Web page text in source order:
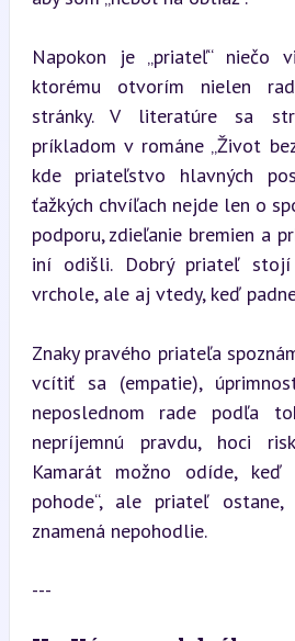
Napokon je „priateľ“ niečo
ktorému otvorím nielen
stránky. V literatúre sa
príkladom v románe „Život
kde priateľstvo hlavných
ťažkých chvíľach nejde len o
podporu, zdieľanie bremien a
iní odišli. Dobrý priateľ
vrchole, ale aj vtedy, keď
Znaky pravého priateľa
vcítiť sa (empatie),
neposlednom rade podľa
nepríjemnú pravdu, hoci
Kamarát možno odíde, keď
pohode“, ale priateľ
znamená nepohodlie.
---